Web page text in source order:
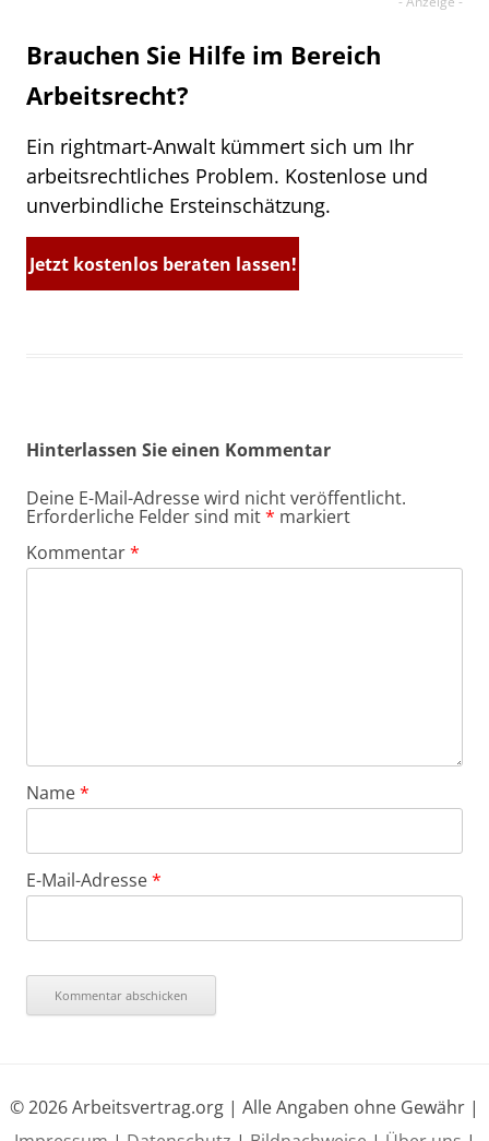
Brauchen Sie Hilfe im Bereich
Arbeitsrecht?
Ein rightmart-Anwalt kümmert sich um Ihr
arbeitsrechtliches Problem. Kostenlose und
unverbindliche Ersteinschätzung.
Jetzt kostenlos beraten lassen!
Hinterlassen Sie einen Kommentar
Deine E-Mail-Adresse wird nicht veröffentlicht.
Erforderliche Felder sind mit* markiert
Kommentar*
Name*
E-Mail-Adresse*
© 2026 Arbeitsvertrag.org | Alle Angaben ohne Gewähr |